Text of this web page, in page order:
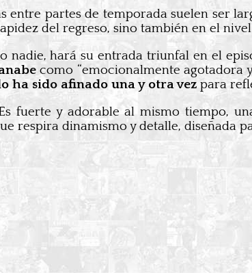
entre partes de temporada suelen ser
del regreso, sino también en el
hará su entrada triunfal en el
como “emocionalmente agotadora
ha sido afinado una y otra vez para
fuerte y adorable al mismo tiempo,
respira dinamismo y detalle, diseñada